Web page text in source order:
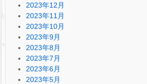
2023年12月
2023年11月
2023年10月
2023年9月
2023年8月
2023年7月
2023年6月
2023年5月